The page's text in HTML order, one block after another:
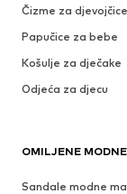
Čizme za djevojčice
Papučice za bebe
Košulje za dječake
Odjeća za djecu
OMILJENE
Sandale modne